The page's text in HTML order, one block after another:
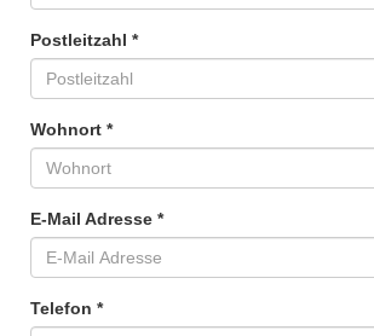
Postleitzahl *
Wohnort *
E-Mail Adresse *
Telefon *